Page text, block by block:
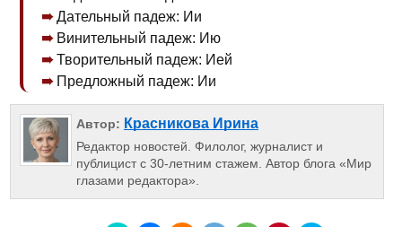
Дательный падеж: Ии
Винительный падеж: Ию
Творительный падеж: Ией
Предложный падеж: Ии
Автор: Красникова Ирина
Редактор новостей. Филолог, журналист и
публицист с 30-летним стажем. Автор блога «Мир
глазами редактора».